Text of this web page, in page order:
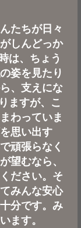
たちが日々
しんどっか
は、ちょう
姿を見たり
、支えにな
ますが、こ
わっていま
思い出す
頑張らなく
望むなら、
ださい。そ
みんな安心
分です。み
ます。